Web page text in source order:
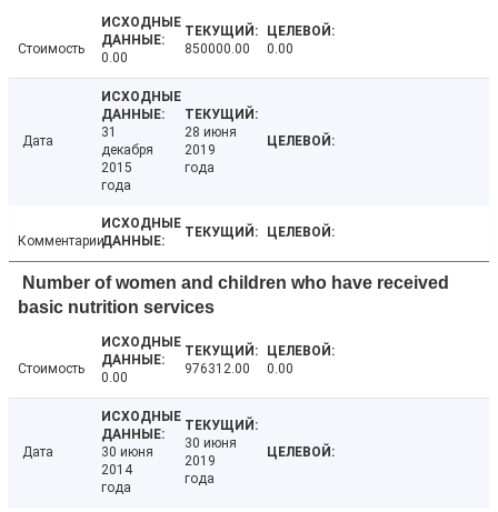
Стоимость
0.00
850000.00 0.00
Дата
31
декабря
2015
года
28 июня
2019
года
Комментарии
Number of women and children who have received
basic nutrition services
Стоимость
0.00
976312.00 0.00
Дата
30 июня
2014
года
30 июня
2019
года